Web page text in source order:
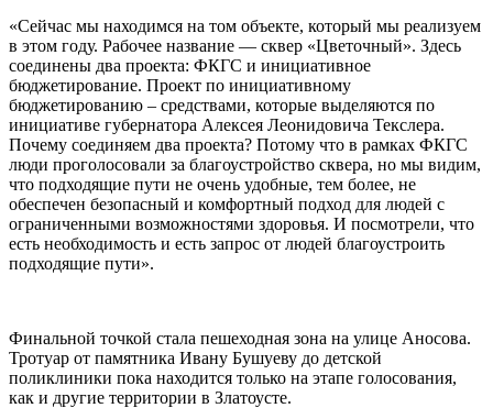
«Сейчас мы находимся на том объекте, который мы реализуем
в этом году. Рабочее название — сквер «Цветочный». Здесь
соединены два проекта: ФКГС и инициативное
бюджетирование. Проект по инициативному
бюджетированию – средствами, которые выделяются по
инициативе губернатора Алексея Леонидовича Текслера.
Почему соединяем два проекта? Потому что в рамках ФКГС
люди проголосовали за благоустройство сквера, но мы видим,
что подходящие пути не очень удобные, тем более, не
обеспечен безопасный и комфортный подход для людей с
ограниченными возможностями здоровья. И посмотрели, что
есть необходимость и есть запрос от людей благоустроить
подходящие пути».
Финальной точкой стала пешеходная зона на улице Аносова.
Тротуар от памятника Ивану Бушуеву до детской
поликлиники пока находится только на этапе голосования,
как и другие территории в Златоусте.